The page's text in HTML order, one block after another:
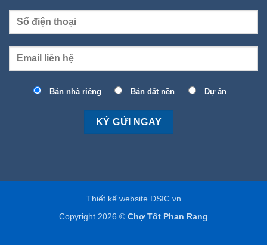
Bán nhà riêng Bán đất nền Dự án
Thiết kế website DSIC.vn
Copyright 2026 © Chợ Tốt Phan Rang